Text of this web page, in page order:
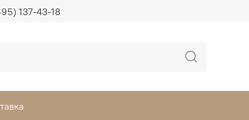
137-43-18